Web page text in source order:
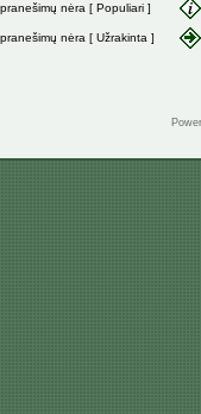
nėra [ Populiari ]
nėra [ Užrakinta ]